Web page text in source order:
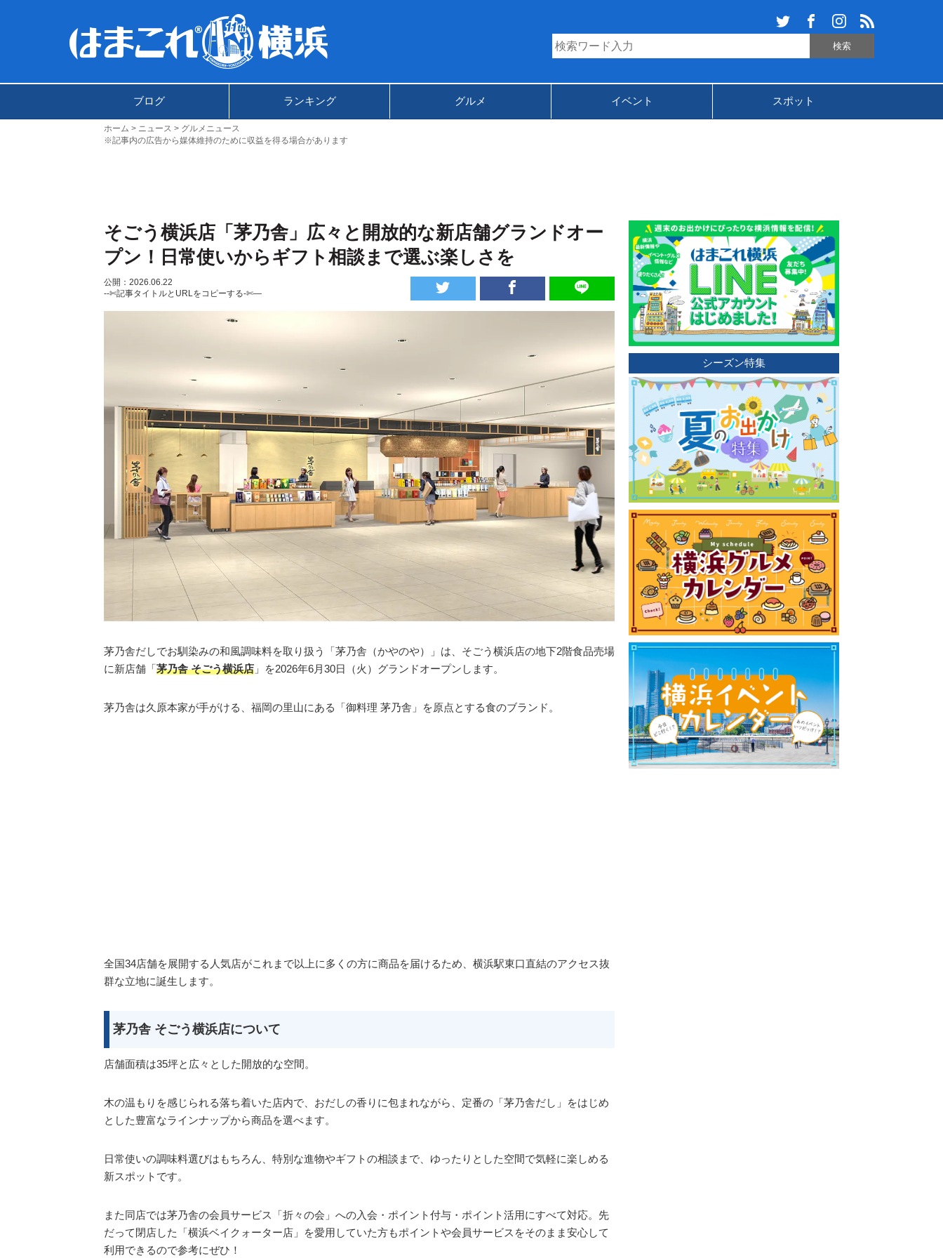
ブログ ランキング グルメ イベント スポット
ホーム ニュース
グルメニュース
※記事内の広告から媒体維持のために収益を得る場合があります
そごう横浜店「茅乃舎」広々と開放的な新店舗グランドオー
プン！日常使いからギフト相談まで選ぶ楽しさを
公開：2026.06.22
--✄記事タイトルとURLをコピーする-✄—
茅乃舎だしでお馴染みの和風調味料を取り扱う「茅乃舎（かやのや）」は、そごう横浜店の地下2階食品売場
に新店舗「茅乃舎 そごう横浜店 」を2026年6月30日（火）グランドオープンします。
茅乃舎は久原本家が手がける、福岡の里山にある「御料理 茅乃舎」を原点とする食のブランド。
全国34店舗を展開する人気店がこれまで以上に多くの方に商品を届けるため、横浜駅東口直結のアクセス抜
群な立地に誕生します。
茅乃舎 そごう横浜店について
店舗面積は35坪と広々とした開放的な空間。
木の温もりを感じられる落ち着いた店内で、おだしの香りに包まれながら、定番の「茅乃舎だし」をはじめ
とした豊富なラインナップから商品を選べます。
日常使いの調味料選びはもちろん、特別な進物やギフトの相談まで、ゆったりとした空間で気軽に楽しめる
新スポットです。
また同店では茅乃舎の会員サービス「折々の会」への入会・ポイント付与・ポイント活用にすべて対応。先
だって閉店した「横浜ベイクォーター店」を愛用していた方もポイントや会員サービスをそのまま安心して
利用できるので参考にぜひ！
シーズン特集